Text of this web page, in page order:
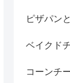
ピザパン
ベイクド
コーンチ